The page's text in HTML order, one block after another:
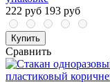
222 руб 193 руб
Купить
Сравнить